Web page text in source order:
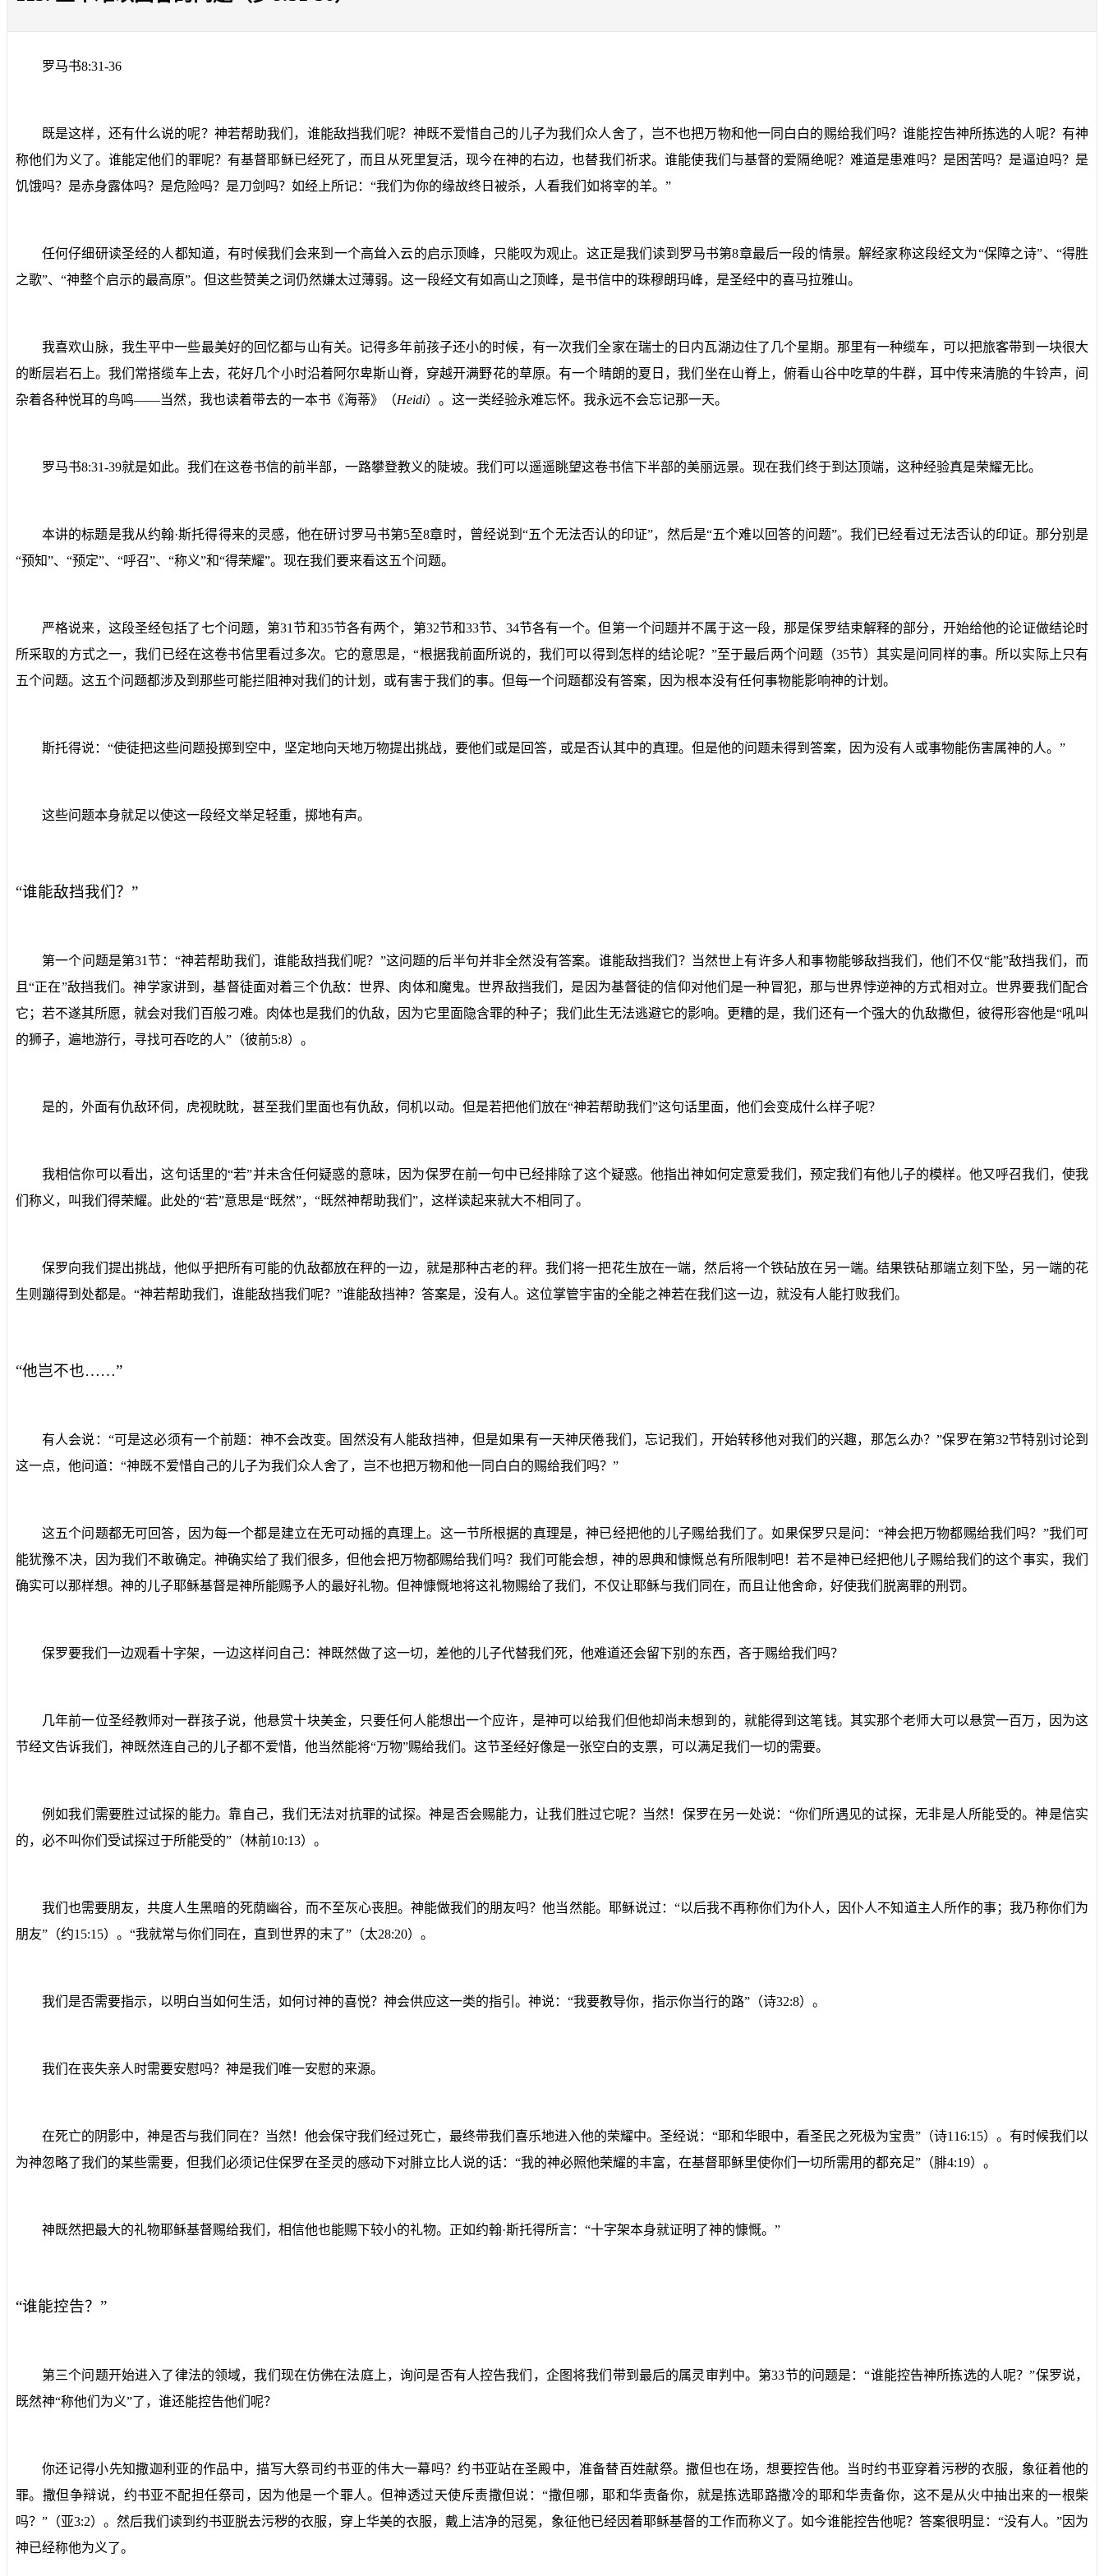
罗马书8:31-36
既是这样，还有什么说的呢？神若帮助我们，谁能敌挡我们呢？神既不爱惜自己的儿子为我们众人舍了，岂不也把万物和他一同白白的赐给我们吗？谁能控告神所拣选的人呢？有神
称他们为义了。谁能定他们的罪呢？有基督耶稣已经死了，而且从死里复活，现今在神的右边，也替我们祈求。谁能使我们与基督的爱隔绝呢？难道是患难吗？是困苦吗？是逼迫吗？是
饥饿吗？是赤身露体吗？是危险吗？是刀剑吗？如经上所记：“我们为你的缘故终日被杀，人看我们如将宰的羊。”
任何仔细研读圣经的人都知道，有时候我们会来到一个高耸入云的启示顶峰，只能叹为观止。这正是我们读到罗马书第8章最后一段的情景。解经家称这段经文为“保障之诗”、“得胜
之歌”、“神整个启示的最高原”。但这些赞美之词仍然嫌太过薄弱。这一段经文有如高山之顶峰，是书信中的珠穆朗玛峰，是圣经中的喜马拉雅山。
我喜欢山脉，我生平中一些最美好的回忆都与山有关。记得多年前孩子还小的时候，有一次我们全家在瑞士的日内瓦湖边住了几个星期。那里有一种缆车，可以把旅客带到一块很大
的断层岩石上。我们常搭缆车上去，花好几个小时沿着阿尔卑斯山脊，穿越开满野花的草原。有一个晴朗的夏日，我们坐在山脊上，俯看山谷中吃草的牛群，耳中传来清脆的牛铃声，间
杂着各种悦耳的鸟鸣——当然，我也读着带去的一本书《海蒂》（Heidi）。这一类经验永难忘怀。我永远不会忘记那一天。
罗马书8:31-39就是如此。我们在这卷书信的前半部，一路攀登教义的陡坡。我们可以遥遥眺望这卷书信下半部的美丽远景。现在我们终于到达顶端，这种经验真是荣耀无比。
本讲的标题是我从约翰·斯托得得来的灵感，他在研讨罗马书第5至8章时，曾经说到“五个无法否认的印证”，然后是“五个难以回答的问题”。我们已经看过无法否认的印证。那分别是
“预知”、“预定”、“呼召”、“称义”和“得荣耀”。现在我们要来看这五个问题。
严格说来，这段圣经包括了七个问题，第31节和35节各有两个，第32节和33节、 34节各有一个。但第一个问题并不属于这一段，那是保罗结束解释的部分，开始给他的论证做结论时
所采取的方式之一，我们已经在这卷书信里看过多次。它的意思是，“根据我前面所说的，我们可以得到怎样的结论呢？”至于最后两个问题（35节）其实是问同样的事。所以实际上只有
五个问题。这五个问题都涉及到那些可能拦阻神对我们的计划，或有害于我们的事。但每一个问题都没有答案，因为根本没有任何事物能影响神的计划。
斯托得说：“使徒把这些问题投掷到空中，坚定地向天地万物提出挑战，要他们或是回答，或是否认其中的真理。但是他的问题未得到答案，因为没有人或事物能伤害属神的人。”
这些问题本身就足以使这一段经文举足轻重，掷地有声。
“谁能敌挡我们？”
第一个问题是第31节：“神若帮助我们，谁能敌挡我们呢？”这问题的后半句并非全然没有答案。谁能敌挡我们？当然世上有许多人和事物能够敌挡我们，他们不仅“能”敌挡我们，而
且“正在”敌挡我们。神学家讲到，基督徒面对着三个仇敌：世界、肉体和魔鬼。世界敌挡我们，是因为基督徒的信仰对他们是一种冒犯，那与世界悖逆神的方式相对立。世界要我们配合
它；若不遂其所愿，就会对我们百般刁难。肉体也是我们的仇敌，因为它里面隐含罪的种子；我们此生无法逃避它的影响。更糟的是，我们还有一个强大的仇敌撒但，彼得形容他是“吼叫
的狮子，遍地游行，寻找可吞吃的人”（彼前5:8）。
是的，外面有仇敌环伺，虎视眈眈，甚至我们里面也有仇敌，伺机以动。但是若把他们放在“神若帮助我们”这句话里面，他们会变成什么样子呢？
我相信你可以看出，这句话里的“若”并未含任何疑惑的意味，因为保罗在前一句中已经排除了这个疑惑。他指出神如何定意爱我们，预定我们有他儿子的模样。他又呼召我们，使我
们称义，叫我们得荣耀。此处的“若”意思是“既然”，“既然神帮助我们”，这样读起来就大不相同了。
保罗向我们提出挑战，他似乎把所有可能的仇敌都放在秤的一边，就是那种古老的秤。我们将一把花生放在一端，然后将一个铁砧放在另一端。结果铁砧那端立刻下坠，另一端的花
生则蹦得到处都是。“神若帮助我们，谁能敌挡我们呢？”谁能敌挡神？答案是，没有人。这位掌管宇宙的全能之神若在我们这一边，就没有人能打败我们。
“他岂不也……”
有人会说：“可是这必须有一个前题：神不会改变。固然没有人能敌挡神，但是如果有一天神厌倦我们，忘记我们，开始转移他对我们的兴趣，那怎么办？”保罗在第32节特别讨论到
这一点，他问道：“神既不爱惜自己的儿子为我们众人舍了，岂不也把万物和他一同白白的赐给我们吗？”
这五个问题都无可回答，因为每一个都是建立在无可动摇的真理上。这一节所根据的真理是，神已经把他的儿子赐给我们了。如果保罗只是问：“神会把万物都赐给我们吗？”我们可
能犹豫不决，因为我们不敢确定。神确实给了我们很多，但他会把万物都赐给我们吗？我们可能会想，神的恩典和慷慨总有所限制吧！若不是神已经把他儿子赐给我们的这个事实，我们
确实可以那样想。神的儿子耶稣基督是神所能赐予人的最好礼物。但神慷慨地将这礼物赐给了我们，不仅让耶稣与我们同在，而且让他舍命，好使我们脱离罪的刑罚。
保罗要我们一边观看十字架，一边这样问自己：神既然做了这一切，差他的儿子代替我们死，他难道还会留下别的东西，吝于赐给我们吗？
几年前一位圣经教师对一群孩子说，他悬赏十块美金，只要任何人能想出一个应许，是神可以给我们但他却尚未想到的，就能得到这笔钱。其实那个老师大可以悬赏一百万，因为这
节经文告诉我们，神既然连自己的儿子都不爱惜，他当然能将“万物”赐给我们。这节圣经好像是一张空白的支票，可以满足我们一切的需要。
例如我们需要胜过试探的能力。靠自己，我们无法对抗罪的试探。神是否会赐能力，让我们胜过它呢？当然！保罗在另一处说：“你们所遇见的试探，无非是人所能受的。神是信实
的，必不叫你们受试探过于所能受的”（林前10:13）。
我们也需要朋友，共度人生黑暗的死荫幽谷，而不至灰心丧胆。神能做我们的朋友吗？他当然能。耶稣说过：“以后我不再称你们为仆人，因仆人不知道主人所作的事；我乃称你们为
朋友”（约15:15）。“我就常与你们同在，直到世界的末了”（太28:20）。
我们是否需要指示，以明白当如何生活，如何讨神的喜悦？神会供应这一类的指引。神说：“我要教导你，指示你当行的路”（诗32:8）。
我们在丧失亲人时需要安慰吗？神是我们唯一安慰的来源。
在死亡的阴影中，神是否与我们同在？当然！他会保守我们经过死亡，最终带我们喜乐地进入他的荣耀中。圣经说：“耶和华眼中，看圣民之死极为宝贵”（诗116:15）。有时候我们以
为神忽略了我们的某些需要，但我们必须记住保罗在圣灵的感动下对腓立比人说的话：“我的神必照他荣耀的丰富，在基督耶稣里使你们一切所需用的都充足”（腓4:19）。
神既然把最大的礼物耶稣基督赐给我们，相信他也能赐下较小的礼物。正如约翰·斯托得所言：“十字架本身就证明了神的慷慨。”
“谁能控告？”
第三个问题开始进入了律法的领域，我们现在仿佛在法庭上，询问是否有人控告我们，企图将我们带到最后的属灵审判中。第33节的问题是：“谁能控告神所拣选的人呢？”保罗说，
既然神“称他们为义”了，谁还能控告他们呢？
你还记得小先知撒迦利亚的作品中，描写大祭司约书亚的伟大一幕吗？约书亚站在圣殿中，准备替百姓献祭。撒但也在场，想要控告他。当时约书亚穿着污秽的衣服，象征着他的
罪。撒但争辩说，约书亚不配担任祭司，因为他是一个罪人。但神透过天使斥责撒但说：“撒但哪，耶和华责备你，就是拣选耶路撒冷的耶和华责备你，这不是从火中抽出来的一根柴
吗？”（亚3:2）。然后我们读到约书亚脱去污秽的衣服，穿上华美的衣服，戴上洁净的冠冕，象征他已经因着耶稣基督的工作而称义了。如今谁能控告他呢？答案很明显：“没有人。”因为
神已经称他为义了。